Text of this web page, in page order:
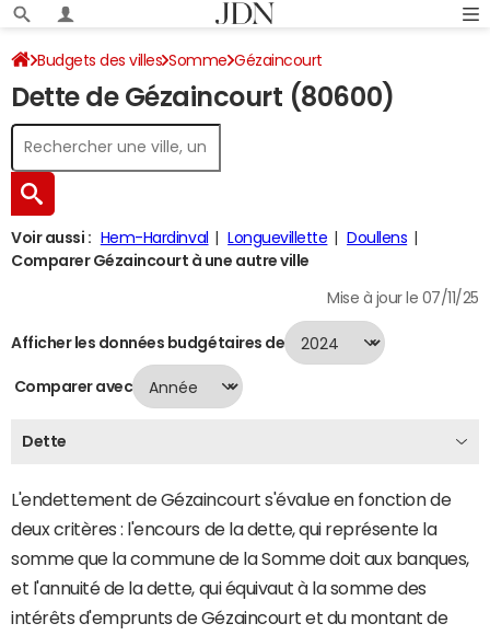
Budgets des villes Somme Gézaincourt
Dette au 31/12/2024
Dette de Gézaincourt (80600)
Voir aussi : Hem-Hardinval Longuevillette
Doullens
Comparer Gézaincourt à une autre ville
Mise à jour le 07/11/25
Afficher les données budgétaires de
Comparer avec
Dette
L'endettement de Gézaincourt s'évalue en fonction de
deux critères : l'encours de la dette, qui représente la
somme que la commune de la Somme doit aux banques,
et l'annuité de la dette, qui équivaut à la somme des
intérêts d'emprunts de Gézaincourt et du montant de